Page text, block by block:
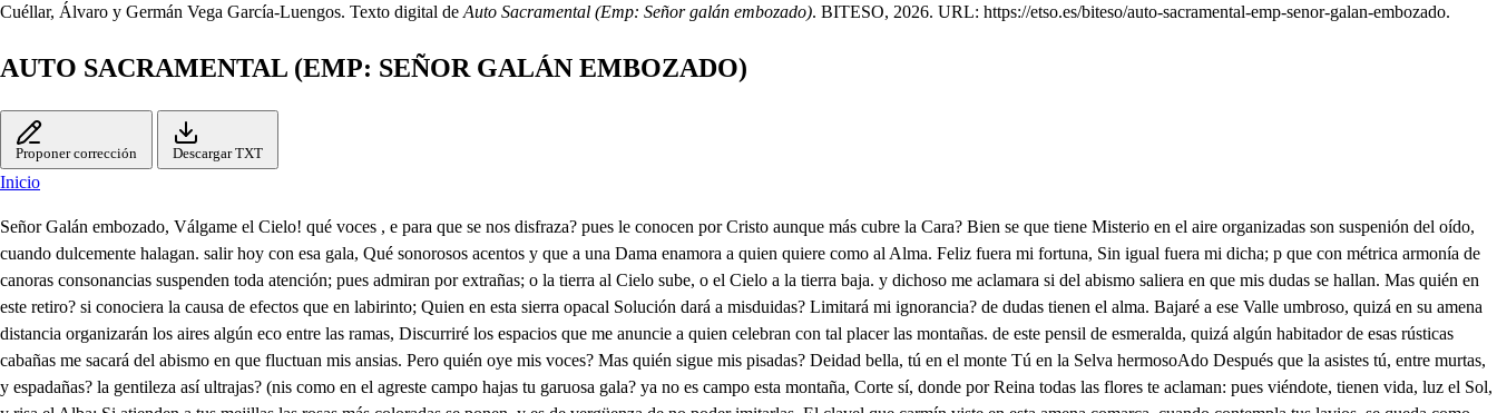
Cuéllar, Álvaro y Germán Vega García-Luengos. Texto digital de Auto Sacramental (Emp: Señor galán embozado). BITESO, 2026. URL: https://etso.es/biteso/auto-sacramental-emp-senor-galan-embozado.
AUTO SACRAMENTAL (EMP: SEÑOR GALÁN EMBOZADO)
Proponer corrección Descargar TXT
Inicio
Señor Galán embozado, Válgame el Cielo! qué voces , e para que se nos disfraza? pues le conocen por Cristo aunque más cubre la Cara? Bien se que tiene Misterio en el aire organizadas son suspenión del oído, cuando dulcemente halagan. salir hoy con esa gala, Qué sonorosos acentos y que a una Dama enamora a quien quiere como al Alma. Feliz fuera mi fortuna, Sin igual fuera mi dicha; p que con métrica armonía de canoras consonancias suspenden toda atención; pues admiran por extrañas; o la tierra al Cielo sube, o el Cielo a la tierra baja. y dichoso me aclamara si del abismo saliera en que mis dudas se hallan. Mas quién en este retiro? si conociera la causa de efectos que en labirinto; Quien en esta sierra opacal Solución dará a misduidas? Limitará mi ignorancia? de dudas tienen el alma. Bajaré a ese Valle umbroso, quizá en su amena distancia organizarán los aires algún eco entre las ramas, Discurriré los espacios que me anuncie a quien celebran con tal placer las montañas. de este pensil de esmeralda, quizá algún habitador de esas rústicas cabañas me sacará del abismo en que fluctuan mis ansias. Pero quién oye mis voces? Mas quién sigue mis pisadas? Deidad bella, tú en el monte Tú en la Selva hermosoAdo Después que la asistes tú, entre murtas, y espadañas? la gentileza así ultrajas? (nis como en el agreste campo hajas tu garuosa gala? ya no es campo esta montaña, Corte sí, donde por Reina todas las flores te aclaman: pues viéndote, tienen vida, luz el Sol, y risa el Alba: Si atienden a tus mejillas las rosas más coloradas se ponen, y es de vergüenza de no poder imitarlas. El clavel que carmín viste en esta amena comarca, cuando contempla tus lavios, se queda como una grana. Qué arroyuelo de corrido mirando a tus manos blancas a la Sierra no se va, llorando hilos de plata? de muy cándido el jazmín hasta ahora blasonaba, mas ya arrimado le veo después que vio tu garganta. Todo el campo se hermosea con que se pisen tus plantas pues tantas flores produce, cuantas huellas tú le estampas Todos, en fin, te saludan, todos te tributan parías, estas selvas como a Flora, y esos bosques, como a Dian Feliz mil veces me aclamo, pues hoy logro dicha tanta, viendo en esfera de Flores todo el Sol en forma humana. Cuanto valgo, humilde rindo, pues que te venera el alma por móvil de sus acciones: Grande obligación engendia Venus hermosa, a tus plantas, tuya es ya mi voluntad; y así como dueño, manda. Qué impulso te ha conducido a esta desierta campaña, donde en palestra de rosas tienen continua batalla la Azucena, y el lazmín? merezca saber la causa. atenciones cortesanas en un generoso pecho a quien la Nobleza esmalta: y así, no hay duda que fuera desatenta; y poco urbana, si a tus preceptos homisa neciamente me negara. Yo soy, pues, la Devución; que a esta mansión solitaría metraen las ingratitudes con que me veo olvidada en la Ciudad, donde vive la lisonja acreditada, pero si no te molestas, atiende, sabrás la causa; d, donde Ya creo que sabrás cuan celebrada fuy de los hombres en la edad pasada; y con cuantos festejos aplaudida, estimada de todos, y querida; pues a voces lo aclama el clarín acentuoso de la Fama. Mas fue tal mi subida, que temí; y con razón, esta caída; pues siendo mis blasones tan lucidos, memitó despreciada, y con olvidos, sola, y desamparada cuando fui de memorias coronada: y así llora, y suspira mi gemido cuando atiendo a quien soy, y a quien he sido? que no hay mayor tormento que bájara ser pobre el opulento. Como no hay quien me admita ya en poblado me retiré a este prado, donde veo las aves alternando suaves motetes, que consagran en su acento al que le ha dado ser al Firmamento, a quien agradecidas al ser que gozan sus felices Vidas, devotas, y celosas sacrifican festejos cuidadosas. Aquí la humilde planta parece, que con muda lengua canta el aplauso, y loores que debe al que conserva sus verdores, La más mendiga fuente perlas tributa al mar en su corriente; porque el cristal que mueve del mar, origen tuvo, y cómo debe, en al jófar la paga le mejora de tanta tersa plata, a que es deudora; y en fe de que obligada se confiesa, por la fértil maleza, cuidadosa la paga le remite, hasta el undoso Reino de Anfítrite, siendo su mensajero un arroyuelo que discurre veloz el verde suelo, con tal prisa saltando, que de correr aljofar va sudando, porque conozca el hombre que es satisfacer deudas su renombre, y que pagar procura, que no hacerlo, pudiendo, es gran locura aquel que está obligado a quien el ser, y la honra le ha prestado: los árboles han puesto sus anhelos en subir presuntuosos a los Cielos) por pagar el tributo que al Criador le deben en su fruto: Y no hay cosa criada que no celebre a Dios con lengua arpada; los prados sacrifican áromás en la flor que le dedican: y a su Deidad Perene cada cual le consagra lo que tiene. Pues si las plantas, árboles, y flores, los arroyos plateados, tuiseñores, si los montes, y fuentes lisonjeras los brutos, aves, peces, y las fieras en celebrar han puesto su cuidado al que aqueste universo ha fabricado, dándoles ser distinto, a los hombres razón, al bruto instinto, hermosura a las plantas, y a tan distintas cosas, cosas tantas, como el hombre se olvida, y de aquestos festejos se descuida? y pudiendo, no paga, viendo que a ejecución la parca amaga? Ver esto me ha causado los lamente y ignorar él motor de estos acentor, que con dulce armonía estos páramos puebla de alegría, Pero pues tan propicio te he hallado; no temo se me oponga adverso el hado a aquestas soledades me retira la ingratitud, que en la Ciudad se mira, pues soy tan despreciada, y de todos estoy tan olvidada, que aún la menor memoria se ha perdid de este Culto, que fue tan aplaudido, del Soberano Pan Sacramentado a donde el Dios de amor se ha disfrazado. Pues laméntese el hombre, que dormido ha puesto en estos Cultos tanto olvido; pues puede ser que de omisiones tales se nos ayan seguido tantos males como hasta hoy padecemos, quizá por los descuidos que tenemos, cuando el lugar más pobre, en este día demostraciones hace de alegría. Este el designio es que me ha guiado al retiro siluestre de este prado: y así, pues sangre ilustre te acompaña ampara una mujer, que en la montaña tu patrocinio implora, cuando su adversa, y triste suerte llora. ina adversa al Ya no es mi fortun ya no es mi suerte contraria, . pues acaso he conseguido lo que a concilio buscaba. de la muina que la espera; Lo mismo que has referido, disfrazarela mi intento, porque viva descuidada y así un engaño me valga, hermosa Venus me pasa, y pues tu intento, y el mío a un mismo fin se consagran, Examinemos las igrutas de esa cumbre agigantada, que los llantos de la Aurora vebe en bucaros de nácar: quizá algún habitador, de esta desierta campaña el origen nos dirá de confusión tan extraña: ven, si gustas que te sirva. Tíéneme tan obligada mi correspondencia ingranta, Llorará su infausto fin, . tu trato cortes, que fuera si a dispoliciones tuyas y impidiré que se obstente En asistir tu persona Ya te sigo, desatenta me excusara. siendo ultraje de la parca, de memorias coronada, pues a vista del Olvido son sus pretenciones vanas. será eterna mi constancia: sígueme, pues. ampare el Cielo mi causa. mas ay de mí! dónde voy? no acierto a mover las plantas, proseguir quiero, y no puedo, que temores me acobardan, que tímido el corazón se recela, y sobresalta? Si es inspiración Divina, que con presagios me habla, por anunciarme algún daño suturo, que me amenaza. No puede sor que de este hombre las caricias fuesen falsas, y lisonjero, pretenda en mi honor alguna mancha? Sí: pues como a sus lisonjas fuy tan fácil, y livlana, que sin prevonir el riesgo di crédito a sus palabras? y no temí hacer testigos a las flores de mi infamia? sabiendo que a la hermosura se vincula la desgracia, y para tenterprudente, la menor presunción basta: que mi dicha ha sido tanta, Brir Cuidadoso mi desvelo Seguiré otro rumbo, puesto que he discurrido, lo que tan neciamente ignoraba. Pues siempre ha sido cordura volverle al riesgo la espalda sean mi Custodia fiel estas frondosas retamas. buscarela, aunque el abismo puesto que la Devoción Pues como en ira me abra y absorto está, o suerte avara! pues no sé cómo, ni donde se ha ocultado esta tirana: pues hice reparo a penas que de mi lado faltaba, cuando discurrí del bosque las sendas más retiradas, y conseguir no he podido de sus huellas una estampa. Hasta el más remoto Clima he de seguir sus pisadas; la sepulte en sus entrañas. Mas unistrumento sueña si el oído no me engaña. Vanos serán los anhelos de intento tan mal nacido, hoy triunfará del Olvido. s . ta el Cielo permite, o rabia! que un cieno vil, fuerte pena! consiga, el dolor me mata! premio a tan humilde ofrenda, un áspid me muerde el alma! no es mi poder sin segundo? pues con cautelosas trazas de mentidas apariencias hice que tributen parías tantas diversas Naciones, en el metal, oro, y platali al Tártaro libiatan? díganlo Setas tan varias como por mí han erigido a falsos Ídolos aras, negándole el sacrificio a la Deidad Soberana; que es principio, sin principio, pues es causa de las causas. Pues el Olvido de que solo a un Dios, que hizo de nada esta fábrica de él Orbe deben cultos, y alabanzas: ciegos en la noche oscura les tiene de su ignorancia. Que elogios no solemnizan los timbres de mis hazañas? Qué lauros no me coronan? Qué victores no me ensalzan? por mí la lisonja vive en el mundo acreditada: y como de oscjo, ay quien se sustenta con usarla, Las tforres de vanidad que en el mundo se lebantan, o de onde tuvieron origen? ol quien fue su primera basa! No es olvldar su principio! Sí, porque si contemplaran el primer ser que tuvieron conocieran que fue nada, lay como pabón la pompa abatieran de las alas: pues como dice el acento de esta voz más que inhumana que de todor mis anhelos la intención veré frustrada! Mas qué temorme suspende? que suspensión me acobarda? Pueden fantásticas voces de un poco de aire formadas, rendir mi brgulloso aliento, y avasallar mi arroganc